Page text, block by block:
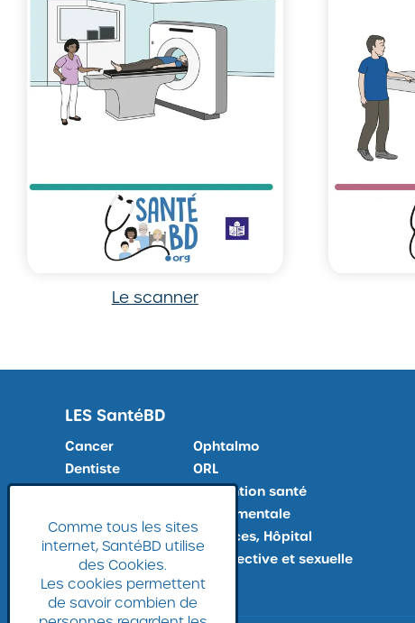
Comme tous les sites
internet, SantéBD utilise
des Cookies.
Les cookies permettent
de savoir combien de
Le scanner
LES SantéBD
Cancer
Dentiste
Docteur, Maladies
Examens médicaux
Fin de vie
Gynéco
Ophtalmo
ORL
Prévention santé
Santé mentale
Urgences, Hôpital
Vie affective et sexuelle